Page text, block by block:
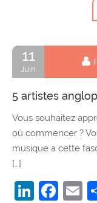
11
Juin
5 artistes
Vous souhaitez
où commencer ?
musique a cette
[…]